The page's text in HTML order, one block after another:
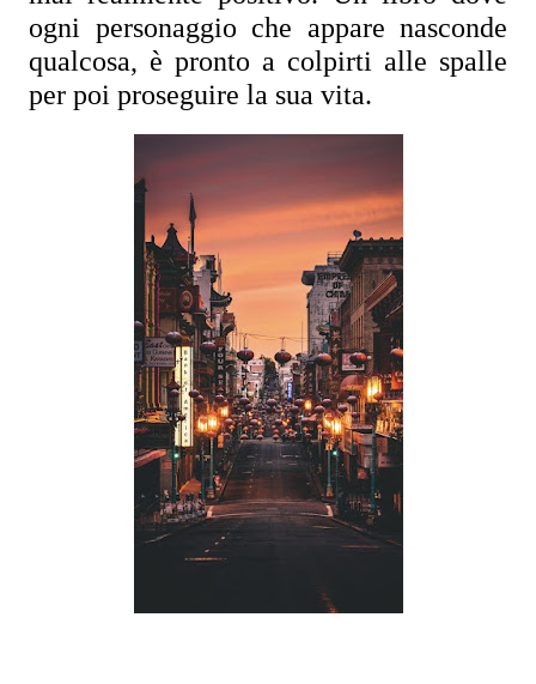
ogni personaggio che appare nasconde
qualcosa, è pronto a colpirti alle spalle
per poi proseguire la sua vita.